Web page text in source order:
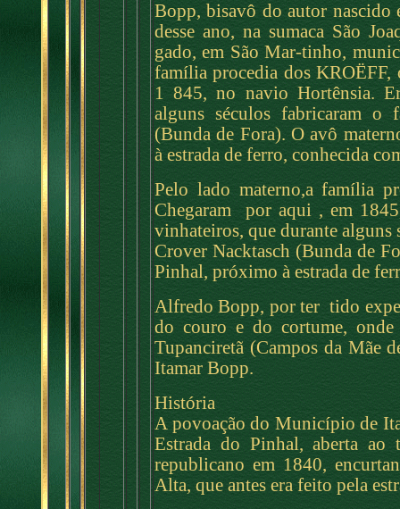
Bopp, bisavô do autor
desse ano, na sumaca São
gado, em São Mar-tinho,
família procedia dos
1 845, no navio Hortênsia.
alguns séculos fabricaram o
(Bunda de Fora). O avô
à estrada de ferro, conhecida
Pelo lado materno,a família
Chegaram por aqui , em
vinhateiros, que durante
Crover Nacktasch (Bunda de
Pinhal, próximo à estrada de
Alfredo Bopp, por ter tido
do couro e do cortume, onde
Tupanciretã (Campos da Mãe
Itamar Bopp.
História
A povoação do Município de
Estrada do Pinhal, aberta
republicano em 1840,
Alta, que antes era feito pela